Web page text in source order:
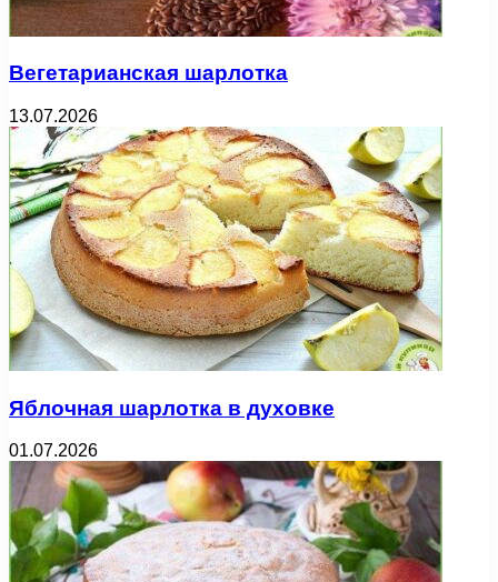
Вегетарианская шарлотка
13.07.2026
Яблочная шарлотка в духовке
01.07.2026